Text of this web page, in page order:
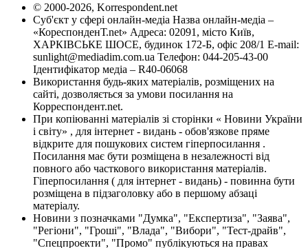
© 2000-2026, Korrespondent.net
Суб'єкт у сфері онлайн-медіа Назва онлайн-медіа –
«КореспонденТ.net» Адреса: 02091, місто Київ,
ХАРКІВСЬКЕ ШОСЕ, будинок 172-Б, офіс 208/1 E-mail:
sunlight@mediadim.com.ua Телефон: 044-205-43-00
Ідентифікатор медіа – R40-06068
Використання будь-яких матеріалів, розміщених на
сайті, дозволяється за умови посилання на
Корреспондент.net.
При копіюванні матеріалів зі сторінки « Новини України
і світу» , для інтернет - видань - обов'язкове пряме
відкрите для пошукових систем гіперпосилання .
Посилання має бути розміщена в незалежності від
повного або часткового використання матеріалів.
Гіперпосилання ( для інтернет - видань) - повинна бути
розміщена в підзаголовку або в першому абзаці
матеріалу.
Новини з позначками "Думка", "Експертиза", "Заява",
"Регіони", "Гроші", "Влада", "Вибори", "Тест-драйв",
"Спецпроекти", "Промо" публікуються на правах